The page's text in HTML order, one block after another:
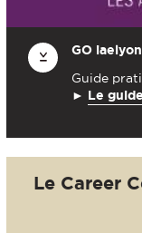
GO iaelyon
Guide
► Le guide
Le Career